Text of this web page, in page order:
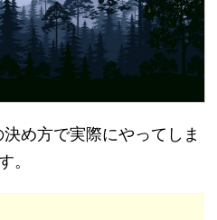
め方で実際にやってしま
。